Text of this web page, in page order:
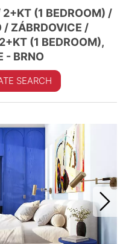
2+KT (1 BEDROOM) /
/ ZÁBRDOVICE /
(1 BEDROOM),
- BRNO
SEARCH